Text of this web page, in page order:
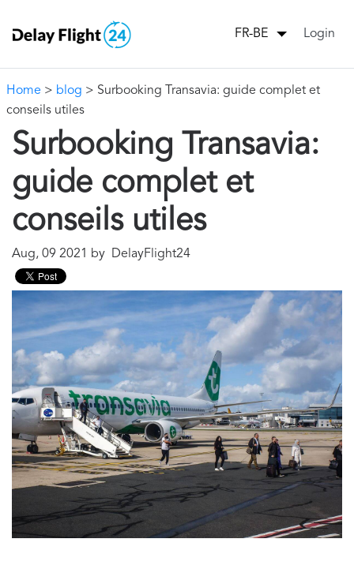
FR-BE Login
Home > blog > Surbooking Transavia: guide complet et
conseils utiles
Surbooking Transavia:
guide complet et
conseils utiles
Aug, 09 2021 by DelayFlight24